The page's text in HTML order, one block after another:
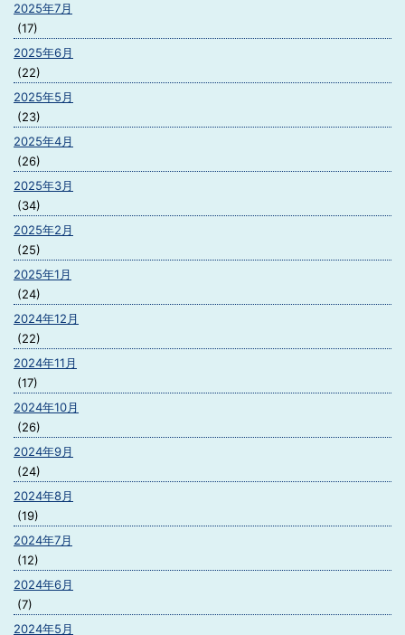
2025年7月
(17)
2025年6月
(22)
2025年5月
(23)
2025年4月
(26)
2025年3月
(34)
2025年2月
(25)
2025年1月
(24)
2024年12月
(22)
2024年11月
(17)
2024年10月
(26)
2024年9月
(24)
2024年8月
(19)
2024年7月
(12)
2024年6月
(7)
2024年5月